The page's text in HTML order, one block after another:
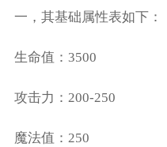
一，其基础属性表如下：
生命值：3500
攻击力：200-250
魔法值：250